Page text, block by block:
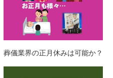
葬儀業界の正月休みは可能か？